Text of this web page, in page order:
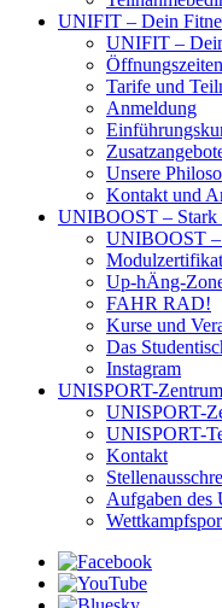
UNIFIT – Dein
UNIFIT –
Öffnungszeiten
Tarife und
Anmeldung
Unsere
Kontakt und
UNIBOOST – Stark
UNIBOOST –
Up-hÄng-
FAHR RAD!
Kurse und
Das
Instagram
UNISPORT-Zentrum
UNISPORT-
UNISPORT-
Kontakt
Aufgaben des